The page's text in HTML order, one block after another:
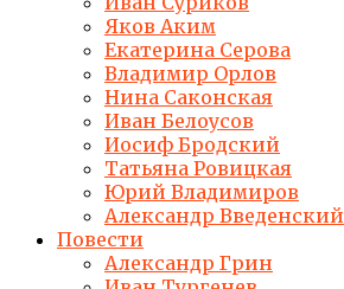
Яков Аким
Екатерина Серова
Владимир Орлов
Нина Саконская
Иван Белоусов
Иосиф Бродский
Татьяна Ровицкая
Юрий Владимиров
Александр Введенский
Повести
Александр Грин